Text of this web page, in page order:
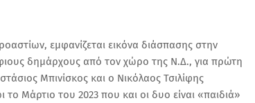
εμφανίζεται εικόνα διάσπασης στην
δημάρχους από τον χώρο της Ν.Δ., για πρώτη
Μπινίσκος και ο Νικόλαος Τσιλίφης
Μάρτιο του 2023 που και οι δυο είναι «παιδιά»